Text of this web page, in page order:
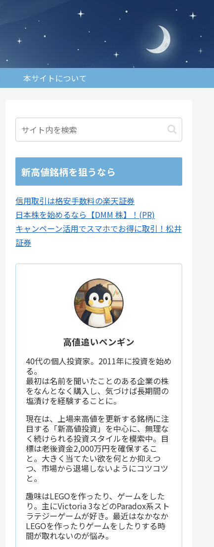
本サイトについて
新高値銘柄を狙うなら
信用取引は格安手数料の楽天証券
日本株を始めるなら【DMM 株】！(PR)
キャンペーン活用でスマホでお得に取引！松井
証券
高値追いペンギン
40代の個人投資家。2011年に投資を始め
る。
最初は名前を聞いたことのある企業の株
をなんとなく購入し、気づけば長期間の
塩漬けを経験することに。
現在は、上場来高値を更新する銘柄に注
目する「新高値投資」を中心に、無理な
く続けられる投資スタイルを模索中。目
標は老後資金2,000万円を確保するこ
と。大きく当てたい欲を何とか抑えつ
つ、市場から退場しないようにコツコツ
と。
趣味はLEGOを作ったり、ゲームをした
り。主にVictoria 3などのParadox系スト
ラテジーゲームが好き。最近はなかなか
LEGOを作ったりゲームをしたりする時
間が取れないのが悩み。